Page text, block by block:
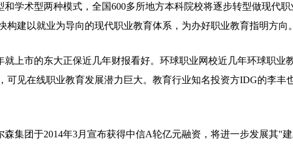
学术型两种模式，全国600多所地方本科院校将逐步转型做现代职
建以就业为导向的现代职业教育体系，为办好职业教育指明方向。
上市的东大正保近几年财报看好。环球职业网校近几年环球职业
可见在线职业教育发展潜力巨大。教育行业知名投资方IDG的李丰
集团于2014年3月宣布获得中信A轮亿元融资，将进一步发展其"